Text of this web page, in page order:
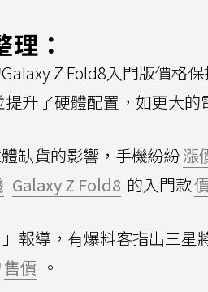
：
Z Fold8入門版價格
升了硬體配置，如更大的
缺貨的影響，手機紛紛漲
Galaxy Z Fold8 的入門款
」報導，有爆料客指出三星
售價 。